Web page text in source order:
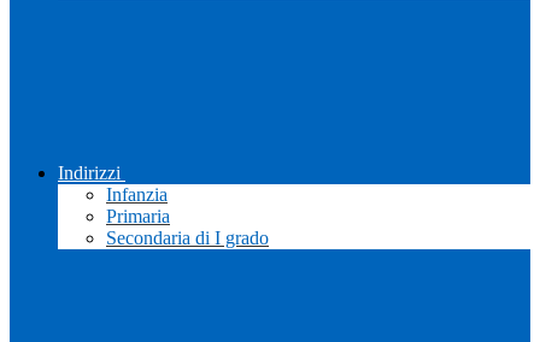
Indirizzi
Infanzia
Primaria
Secondaria di I grado